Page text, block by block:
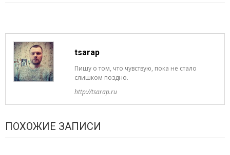
tsarap
Пишу о том, что чувствую, пока не стало
слишком поздно.
http://tsarap.ru
ПОХОЖИЕ ЗАПИСИ